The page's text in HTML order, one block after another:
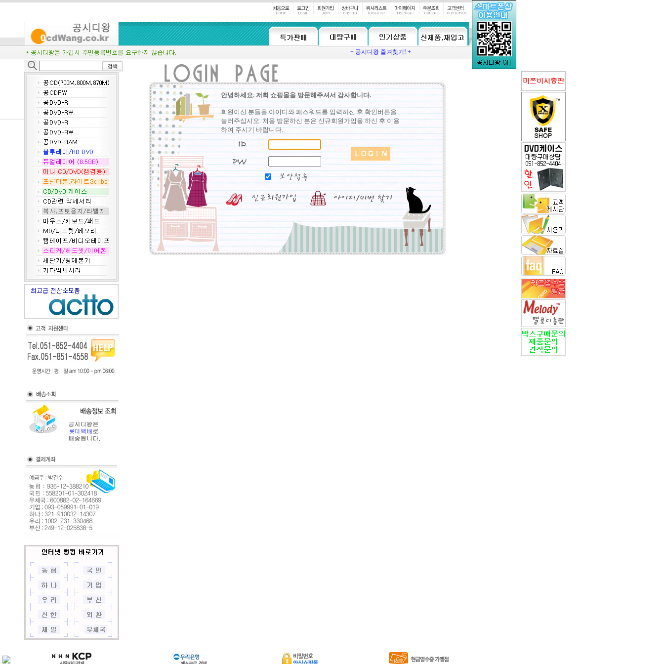
+ 공시디왕 즐겨찾기! +
안녕하세요. 저희 쇼핑몰을 방문해주셔서 감사합니다.
회원이신 분들을 아이디와 패스워드를 입력하신 후 확인버튼을
눌러주십시오. 처음 방문하신 분은 신규회원가입을 하신 후 이용
하여 주시기 바랍니다.